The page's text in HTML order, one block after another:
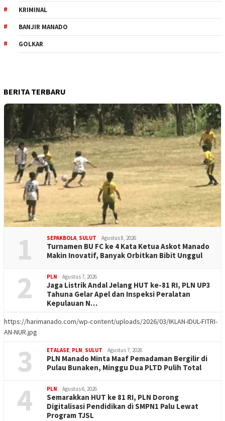
KRIMINAL
BANJIR MANADO
GOLKAR
BERITA TERBARU
1 SEPAKBOLA, SULUT Agustus 8, 2026
Turnamen BU FC ke 4 Kata Ketua Askot Manado
Makin Inovatif, Banyak Orbitkan Bibit Unggul
2 PLN Agustus 7, 2026
Jaga Listrik Andal Jelang HUT ke-81 RI, PLN UP3
Tahuna Gelar Apel dan Inspeksi Peralatan
Kepulauan N…
https://harimanado.com/wp-content/uploads/2026/03/IKLAN-IDUL-FITRI-
AN-NUR.jpg
3 ETALASE, PLN, SULUT Agustus 7, 2026
PLN Manado Minta Maaf Pemadaman Bergilir di
Pulau Bunaken, Minggu Dua PLTD Pulih Total
4 PLN Agustus 6, 2026
Semarakkan HUT ke 81 RI, PLN Dorong
Digitalisasi Pendidikan di SMPN1 Palu Lewat
Program TJSL